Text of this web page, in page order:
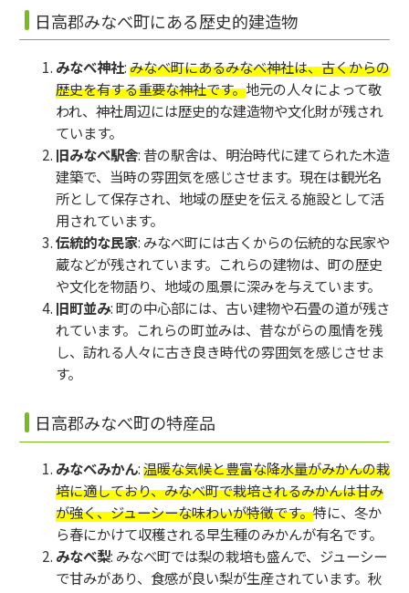
日高郡みなべ町にある歴史的建造物
みなべ神社:みなべ町にあるみなべ神社は、古くからの
歴史を有する重要な神社です。地元の人々によって敬
われ、神社周辺には歴史的な建造物や文化財が残され
ています。
旧みなべ駅舎: 昔の駅舎は、明治時代に建てられた木造
建築で、当時の雰囲気を感じさせます。現在は観光名
所として保存され、地域の歴史を伝える施設として活
用されています。
伝統的な民家: みなべ町には古くからの伝統的な民家や
蔵などが残されています。これらの建物は、町の歴史
や文化を物語り、地域の風景に深みを与えています。
旧町並み: 町の中心部には、古い建物や石畳の道が残さ
れています。これらの町並みは、昔ながらの風情を残
し、訪れる人々に古き良き時代の雰囲気を感じさせま
す。
日高郡みなべ町の特産品
みなべみかん:温暖な気候と豊富な降水量がみかんの栽
培に適しており、みなべ町で栽培されるみかんは甘み
が強く、ジューシーな味わいが特徴です。特に、冬か
ら春にかけて収穫される早生種のみかんが有名です。
みなべ梨: みなべ町では梨の栽培も盛んで、ジューシー
で甘みがあり、食感が良い梨が生産されています。秋